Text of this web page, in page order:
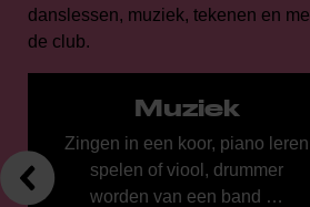
danslessen, muziek, tekenen en
de club.
Muziek
Zingen in een koor, piano leren
spelen of viool, drummer
worden van een band …